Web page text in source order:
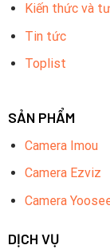
Kiến thức và
Tin tức
Toplist
SẢN PHẨM
Camera Imou
Camera Ezviz
Camera
DỊCH VỤ